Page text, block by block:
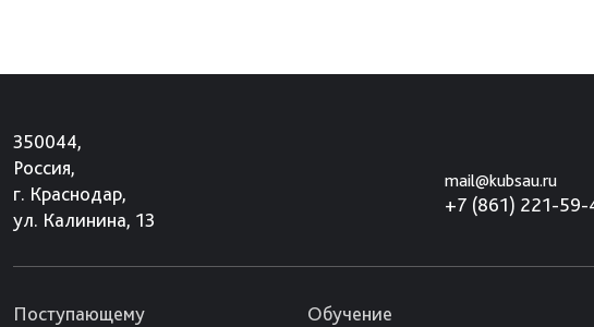
350044,
Россия,
г. Краснодар,
ул. Калинина, 13
mail@kubsau.ru
+7 (861) 221-59-
Поступающему Обучение